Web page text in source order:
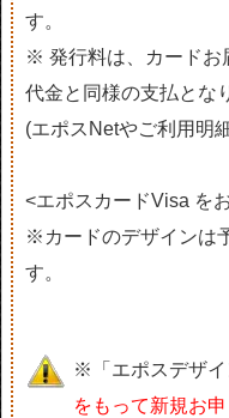
す。
※ 発行料は、カードお
代金と同様の支払とな
(エポスNetやご利用明
<エポスカードVisa を
※カードのデザインは
す。
※「エポスデザ
をもって新規お